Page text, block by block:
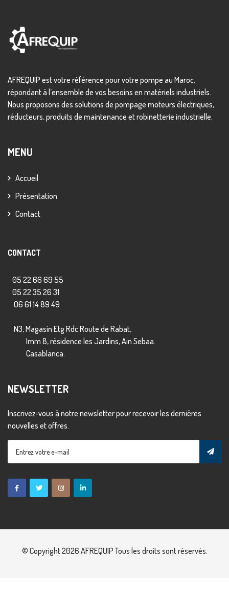
AFREQUIP est votre référence pour votre pompe au Maroc,
répondant à l’ensemble de vos besoins en matériels industriels.
Nous proposons des solutions de pompage moteurs électriques,
réducteurs, produits de maintenance et robinetterie industrielle.
MENU
Accueil
Présentation
Contact
CONTACT
05 22 66 69 55
05 22 35 26 31
06 61 14 89 49
N3, Magasin Etg Rdc Route de Rabat,
Imm 8, résidence les Jardins, Ain Sebaa.
Casablanca.
NEWSLETTER
Inscrivez-vous à notre newsletter pour recevoir les dernières
nouvelles et offres.
© Copyright 2026 AFREQUIPTous les droits sont réservés.